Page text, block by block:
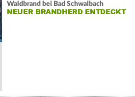
Waldbrand bei Bad Schwalbach
NEUER BRANDHERD ENTDECKT